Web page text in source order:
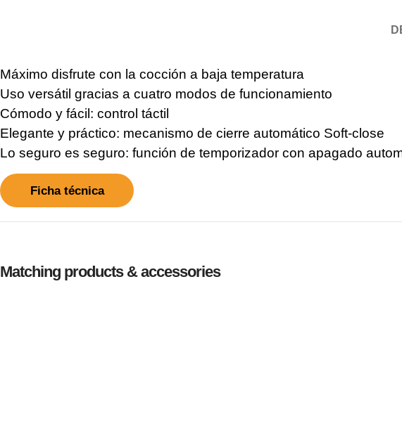
Máximo disfrute con la cocción a baja temperatura
Uso versátil gracias a cuatro modos de funcionamiento
Cómodo y fácil: control táctil
Elegante y práctico: mecanismo de cierre automático Soft-close
Lo seguro es seguro: función de temporizador con apagado
Ficha técnica
Matching products & accessories